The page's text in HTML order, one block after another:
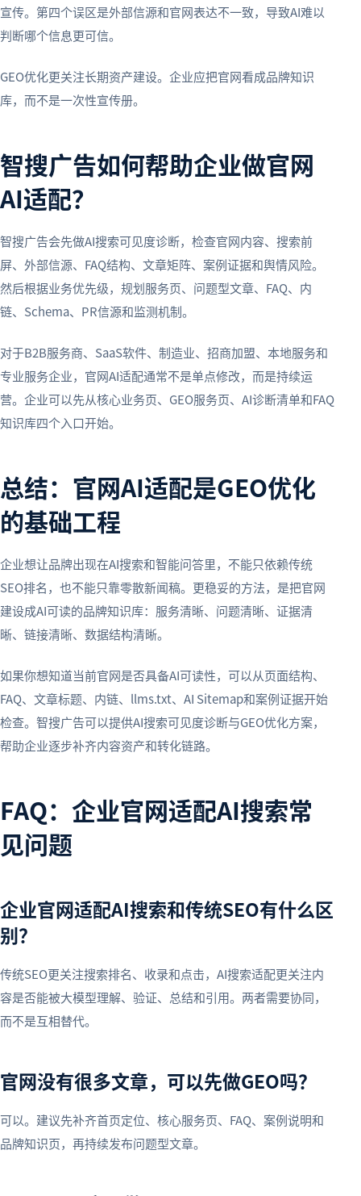
宣传。第四个误区是外部信源和官网表达不一致，导致AI难以
判断哪个信息更可信。
GEO优化更关注长期资产建设。企业应把官网看成品牌知识
库，而不是一次性宣传册。
智搜广告如何帮助企业做官网
AI适配？
智搜广告会先做AI搜索可见度诊断，检查官网内容、搜索前
屏、外部信源、FAQ结构、文章矩阵、案例证据和舆情风险。
然后根据业务优先级，规划服务页、问题型文章、FAQ、内
链、Schema、PR信源和监测机制。
对于B2B服务商、SaaS软件、制造业、招商加盟、本地服务和
专业服务企业，官网AI适配通常不是单点修改，而是持续运
营。企业可以先从核心业务页、GEO服务页、AI诊断清单和FAQ
知识库四个入口开始。
总结：官网AI适配是GEO优化
的基础工程
企业想让品牌出现在AI搜索和智能问答里，不能只依赖传统
SEO排名，也不能只靠零散新闻稿。更稳妥的方法，是把官网
建设成AI可读的品牌知识库：服务清晰、问题清晰、证据清
晰、链接清晰、数据结构清晰。
如果你想知道当前官网是否具备AI可读性，可以从页面结构、
FAQ、文章标题、内链、llms.txt、AI Sitemap和案例证据开始
检查。智搜广告可以提供AI搜索可见度诊断与GEO优化方案，
帮助企业逐步补齐内容资产和转化链路。
FAQ：企业官网适配AI搜索常
见问题
企业官网适配AI搜索和传统SEO有什么区
别？
传统SEO更关注搜索排名、收录和点击，AI搜索适配更关注内
容是否能被大模型理解、验证、总结和引用。两者需要协同，
而不是互相替代。
官网没有很多文章，可以先做GEO吗？
可以。建议先补齐首页定位、核心服务页、FAQ、案例说明和
品牌知识页，再持续发布问题型文章。